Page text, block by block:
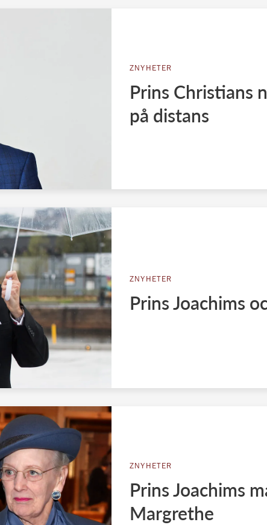
ZNYHETER
Prins Christians
på distans
ZNYHETER
Prins Joachims
ZNYHETER
Prins Joachims
Margrethe